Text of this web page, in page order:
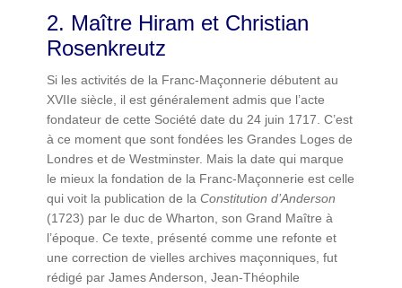
2. Maître Hiram et Christian
Rosenkreutz
Si les activités de la Franc-Maçonnerie débutent au
XVIIe siècle, il est généralement admis que l’acte
fondateur de cette Société date du 24 juin 1717. C’est
à ce moment que sont fondées les Grandes Loges de
Londres et de Westminster. Mais la date qui marque
le mieux la fondation de la Franc-Maçonnerie est celle
qui voit la publication de laConstitution d’Anderson
(1723) par le duc de Wharton, son Grand Maître à
l’époque. Ce texte, présenté comme une refonte et
une correction de vielles archives maçonniques, fut
rédigé par James Anderson, Jean-Théophile